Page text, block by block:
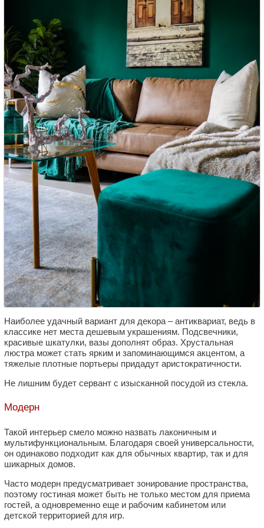
Наиболее удачный вариант для декора – антиквариат, ведь в
классике нет места дешевым украшениям. Подсвечники,
красивые шкатулки, вазы дополнят образ. Хрустальная
люстра может стать ярким и запоминающимся акцентом, а
тяжелые плотные портьеры придадут аристократичности.
Не лишним будет сервант с изысканной посудой из стекла.
Модерн
Такой интерьер смело можно назвать лаконичным и
мультифункциональным. Благодаря своей универсальности,
он одинаково подходит как для обычных квартир, так и для
шикарных домов.
Часто модерн предусматривает зонирование пространства,
поэтому гостиная может быть не только местом для приема
гостей, а одновременно еще и рабочим кабинетом или
детской территорией для игр.